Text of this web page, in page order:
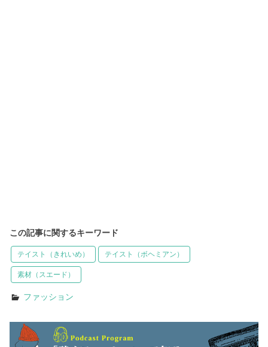
この記事に関するキーワード
テイスト（きれいめ） テイスト（ボヘミアン）
素材（スエード）
ファッション